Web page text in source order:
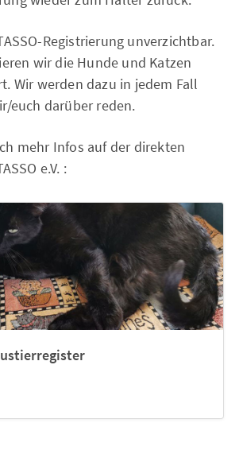
Registrierung unverzichtbar.
wir die Hunde und Katzen
Wir werden dazu in jedem Fall
euch darüber reden.
mehr Infos auf der direkten
e.V. :